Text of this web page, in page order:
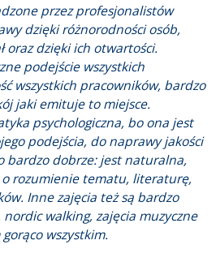
przez profesjonalistów
dzięki różnorodności osób,
oraz dzięki ich otwartości.
podejście wszystkich
wszystkich pracowników, bardzo
jaki emituje to miejsce.
psychologiczna, bo ona jest
podejścia, do naprawy jakości
bardzo dobrze: jest naturalna,
rozumienie tematu, literaturę,
Inne zajęcia też są bardzo
walking, zajęcia muzyczne
wszystkim.